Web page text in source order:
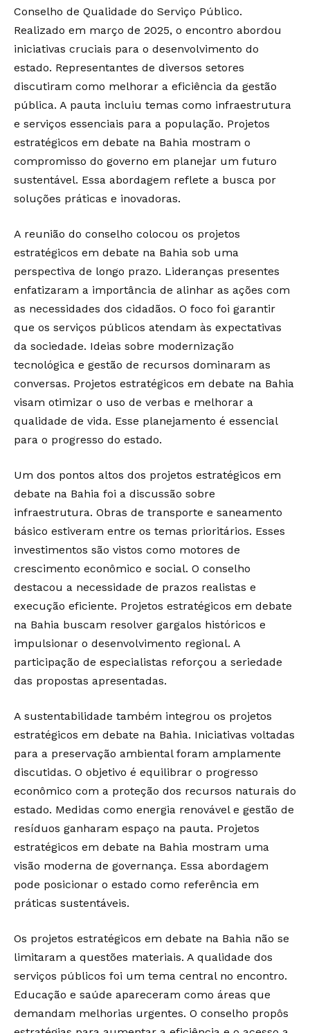
Conselho de Qualidade do Serviço Público.
Realizado em março de 2025, o encontro abordou
iniciativas cruciais para o desenvolvimento do
estado. Representantes de diversos setores
discutiram como melhorar a eficiência da gestão
pública. A pauta incluiu temas como infraestrutura
e serviços essenciais para a população. Projetos
estratégicos em debate na Bahia mostram o
compromisso do governo em planejar um futuro
sustentável. Essa abordagem reflete a busca por
soluções práticas e inovadoras.
A reunião do conselho colocou os projetos
estratégicos em debate na Bahia sob uma
perspectiva de longo prazo. Lideranças presentes
enfatizaram a importância de alinhar as ações com
as necessidades dos cidadãos. O foco foi garantir
que os serviços públicos atendam às expectativas
da sociedade. Ideias sobre modernização
tecnológica e gestão de recursos dominaram as
conversas. Projetos estratégicos em debate na Bahia
visam otimizar o uso de verbas e melhorar a
qualidade de vida. Esse planejamento é essencial
para o progresso do estado.
Um dos pontos altos dos projetos estratégicos em
debate na Bahia foi a discussão sobre
infraestrutura. Obras de transporte e saneamento
básico estiveram entre os temas prioritários. Esses
investimentos são vistos como motores de
crescimento econômico e social. O conselho
destacou a necessidade de prazos realistas e
execução eficiente. Projetos estratégicos em debate
na Bahia buscam resolver gargalos históricos e
impulsionar o desenvolvimento regional. A
participação de especialistas reforçou a seriedade
das propostas apresentadas.
A sustentabilidade também integrou os projetos
estratégicos em debate na Bahia. Iniciativas voltadas
para a preservação ambiental foram amplamente
discutidas. O objetivo é equilibrar o progresso
econômico com a proteção dos recursos naturais do
estado. Medidas como energia renovável e gestão de
resíduos ganharam espaço na pauta. Projetos
estratégicos em debate na Bahia mostram uma
visão moderna de governança. Essa abordagem
pode posicionar o estado como referência em
práticas sustentáveis.
Os projetos estratégicos em debate na Bahia não se
limitaram a questões materiais. A qualidade dos
serviços públicos foi um tema central no encontro.
Educação e saúde apareceram como áreas que
demandam melhorias urgentes. O conselho propôs